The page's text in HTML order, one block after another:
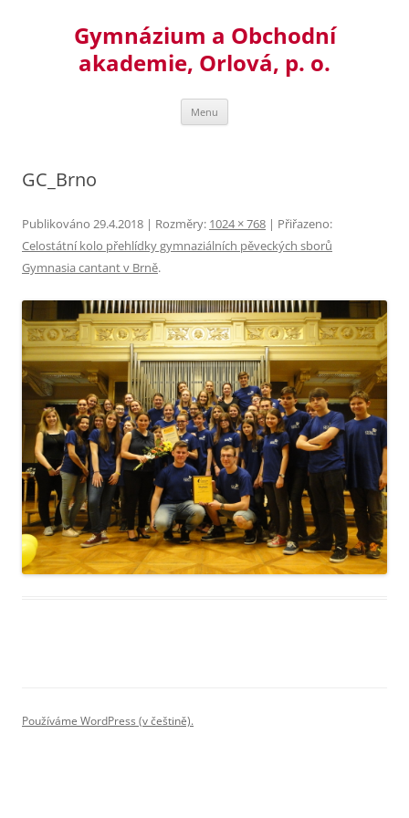
Gymnázium a Obchodní
akademie, Orlová, p. o.
Menu
GC_Brno
Publikováno 29.4.2018 | Rozměry: 1024 × 768 | Přiřazeno:
Celostátní kolo přehlídky gymnaziálních pěveckých sborů
Gymnasia cantant v Brně.
Používáme WordPress (v češtině).